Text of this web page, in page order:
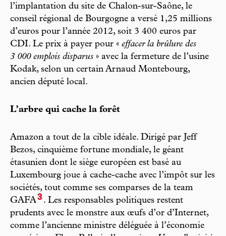
l’implantation du site de Chalon-sur-Saône, le
conseil régional de Bourgogne a versé 1,25 millions
d’euros pour l’année 2012, soit 3 400 euros par
CDI. Le prix à payer pour « effacer la brûlure des
3 000 emplois disparus » avec la fermeture de l’usine
Kodak, selon un certain Arnaud Montebourg,
ancien député local.
L’arbre qui cache la forêt
Amazon a tout de la cible idéale. Dirigé par Jeff
Bezos, cinquième fortune mondiale, le géant
étasunien dont le siège européen est basé au
Luxembourg joue à cache-cache avec l’impôt sur les
sociétés, tout comme ses comparses de la team
GAFA3 . Les responsables politiques restent
prudents avec le monstre aux œufs d’or d’Internet,
comme l’ancienne ministre déléguée à l’économie